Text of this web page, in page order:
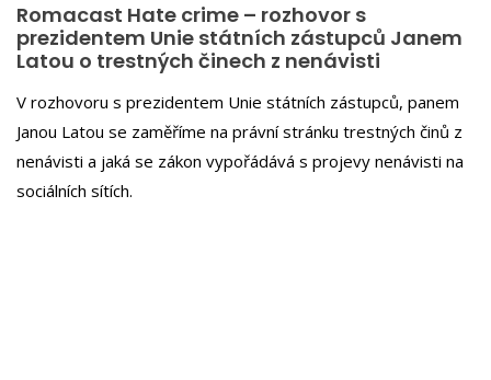
Romacast Hate crime – rozhovor s
prezidentem Unie státních zástupců Janem
Latou o trestných činech z nenávisti
V rozhovoru s prezidentem Unie státních zástupců, panem
Janou Latou se zaměříme na právní stránku trestných činů z
nenávisti a jaká se zákon vypořádává s projevy nenávisti na
sociálních sítích.